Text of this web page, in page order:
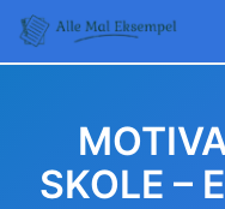
Skip
content
SKOLE –